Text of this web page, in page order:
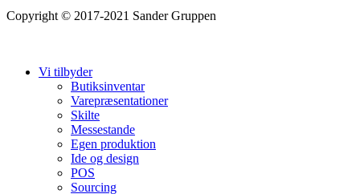
Copyright © 2017-2021 Sander Gruppen
Vi tilbyder
Butiksinventar
Varepræsentationer
Skilte
Messestande
Egen produktion
Ide og design
POS
Sourcing